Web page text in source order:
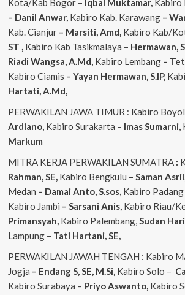
Kota/Kab Bogor – Iqbal Muktamar, Kabiro
– Danil Anwar, Kabiro Kab. Karawang –
Kab. Cianjur– Marsiti, Amd, Kabiro Kab/
ST , Kabiro Kab Tasikmalaya – Hermawan,
Riadi Wangsa, A.Md, Kabiro Lembang–
Kabiro Ciamis – Yayan Hermawan, S.IP,
Hartati, A.Md,
PERWAKILAN JAWA TIMUR : Kabiro
Ardiano, Kabiro Surakarta – ImasSumarni,
Markum
MITRA KERJA PERWAKILAN SUMATRA :
Rahman, SE, Kabiro Bengkulu – Saman
Medan – Damai Anto, S.sos, Kabiro Padang
Kabiro Jambi – Sarsani Anis, Kabiro Riau/
Primansyah, Kabiro Palembang,Sudan
Lampung – Tati Hartani, SE,
PERWAKILAN JAWAH TENGAH : Kabiro
Jogja – Endang S, SE, M.Si, Kabiro Solo –
Kabiro Surabaya – PriyoAswanto, Kabiro